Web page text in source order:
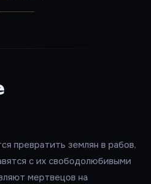
превратить землян в рабов,
с их свободолюбивыми
мертвецов на